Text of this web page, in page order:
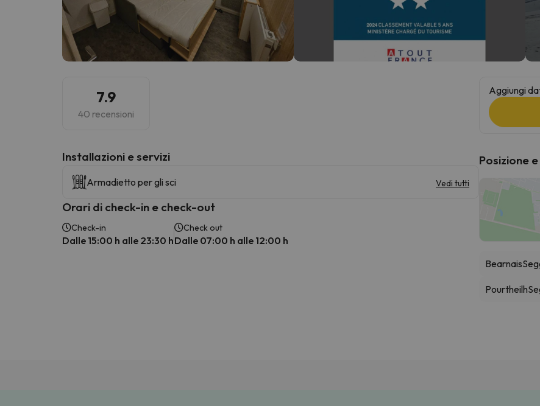
7.9
40 recensioni
Installazioni e servizi
Armadietto per gli sci Vedi tutti
Orari di check-in e check-out
Check-in
Dalle 15:00 h alle 23:30 h
Check out
Dalle 07:00 h alle 12:00 h
Aggiungi
Posizione
Bearnais
Pourtheilh